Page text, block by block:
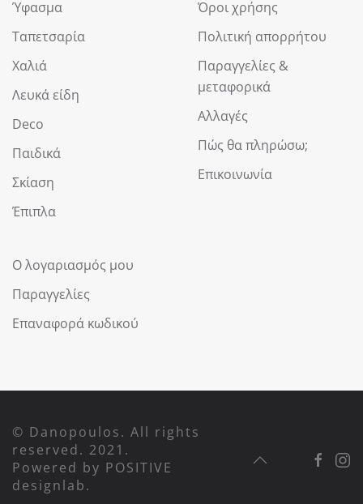
Ύφασμα
Ταπετσαρία
Χαλιά
Λευκά είδη
Deco
Παιδικά
Σκίαση
Έπιπλα
Όροι χρήσης
Πολιτική απορρήτου
Παραγγελίες &
μεταφορικά
Αλλαγές
Πώς θα πληρώσω;
Επικοινωνία
Ο λογαριασμός μου
Παραγγελίες
Επαναφορά κωδικού
© Danopoulos. All rights
reserved. 2021.
Powered by POSITIVE
designlab.